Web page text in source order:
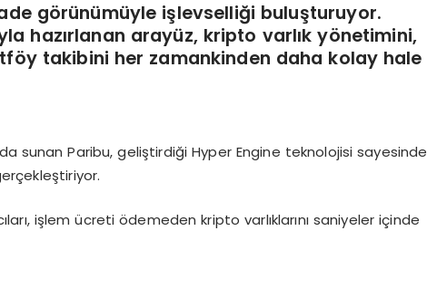
görünümüyle işlevselliği buluşturuyor.
hazırlanan arayüz, kripto varlık yönetimini,
takibini her zamankinden daha kolay hale
sunan Paribu, geliştirdiği Hyper Engine teknolojisi sayesinde
işlem ücreti ödemeden kripto varlıklarını saniyeler içinde